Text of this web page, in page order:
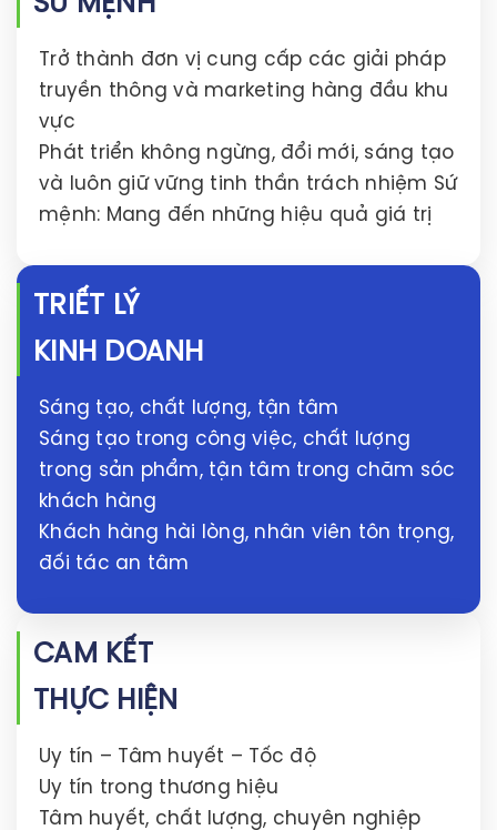
Trở thành đơn vị cung cấp các giải pháp
truyền thông và marketing hàng đầu khu
vực
Phát triển không ngừng, đổi mới, sáng tạo
và luôn giữ vững tinh thần trách nhiệm Sứ
mệnh: Mang đến những hiệu quả giá trị
TRIẾT LÝ
KINH DOANH
Sáng tạo, chất lượng, tận tâm
Sáng tạo trong công việc, chất lượng
trong sản phẩm, tận tâm trong chăm sóc
khách hàng
Khách hàng hài lòng, nhân viên tôn trọng,
đối tác an tâm
CAM KẾT
THỰC HIỆN
Uy tín – Tâm huyết – Tốc độ
Uy tín trong thương hiệu
Tâm huyết, chất lượng, chuyên nghiệp